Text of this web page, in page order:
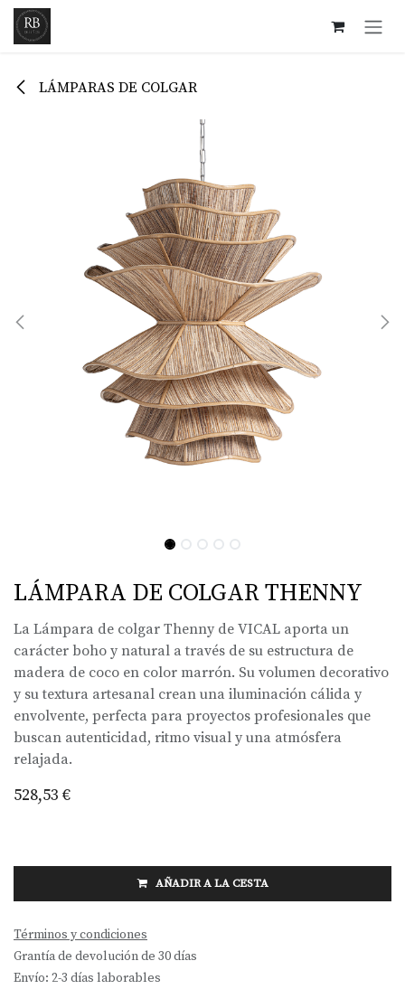
Ir al contenido
LÁMPARAS DE COLGAR
LÁMPARA DE COLGAR THENNY
La Lámpara de colgar Thenny de VICAL aporta un
carácter boho y natural a través de su estructura de
madera de coco en color marrón. Su volumen decorativo
y su textura artesanal crean una iluminación cálida y
envolvente, perfecta para proyectos profesionales que
buscan autenticidad, ritmo visual y una atmósfera
relajada.
528,53 €
AÑADIR A LA CESTA
Términos y condiciones
Grantía de devolución de 30 días
Envío: 2-3 días laborables